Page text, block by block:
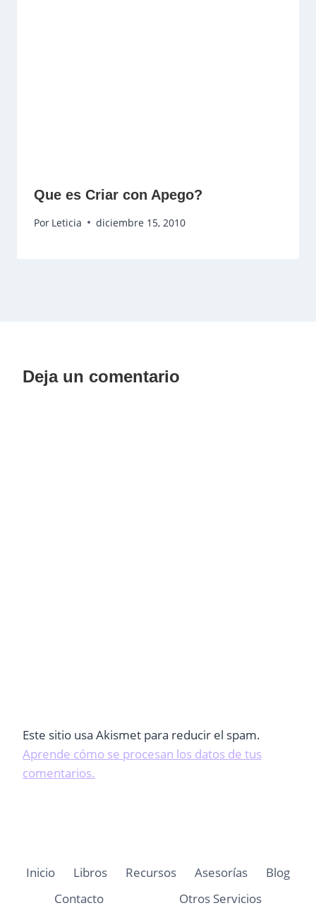
Que es Criar con Apego?
Por Leticia diciembre 15, 2010
Deja un comentario
Este sitio usa Akismet para reducir el spam.
Aprende cómo se procesan los datos de tus
comentarios.
Inicio Libros Recursos Asesorías
Blog
Contacto
Otros Servicios